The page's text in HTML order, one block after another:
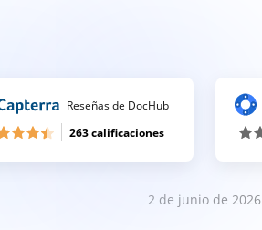
Reseñas de DocHub
263 calificaciones
2 de junio de 2026